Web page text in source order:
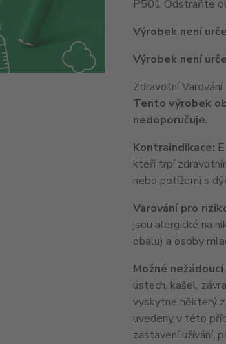
P501 Odstraňte
Výrobek není
Výrobek není
Zdravotní Varování
Tento výrobek
nedoporučuje.
Kontraindikace:
kteří trpí
nebo potížemi s
Varování pro
jsou alergické na
obalu) a osoby
Možné nežádoucí
ústech, kašel,
vyskytne některý z
uvedeny v této
zastavení užívání,